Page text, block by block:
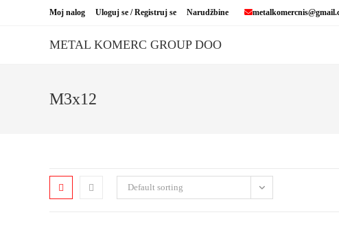
Moj nalog Uloguj se / Registruj se Narudžbine
METAL KOMERC GROUP DOO
M3x12
Default sorting